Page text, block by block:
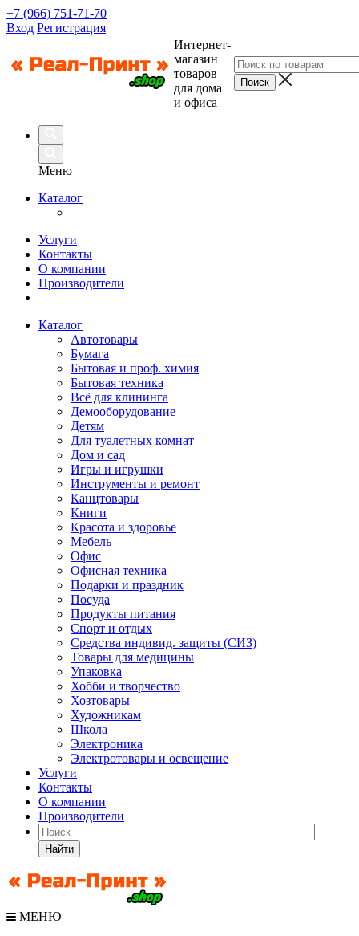
+7 (966) 751-71-70
Вход Регистрация
Интернет-
магазин
товаров
для дома
и офиса
Меню
Каталог
Услуги
Контакты
О компании
Производители
Каталог
Автотовары
Бумага
Бытовая и проф. химия
Бытовая техника
Всё для клининга
Демооборудование
Детям
Для туалетных комнат
Дом и сад
Игры и игрушки
Инструменты и ремонт
Канцтовары
Книги
Красота и здоровье
Мебель
Офис
Офисная техника
Подарки и праздник
Посуда
Продукты питания
Спорт и отдых
Средства индивид. защиты (СИЗ)
Товары для медицины
Упаковка
Хобби и творчество
Хозтовары
Художникам
Школа
Электроника
Электротовары и освещение
Услуги
Контакты
О компании
Производители
Найти
МЕНЮ